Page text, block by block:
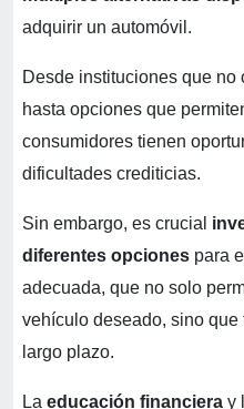
adquirir un automóvil.
Desde instituciones que
hasta opciones que
consumidores tienen
dificultades crediticias.
Sin embargo, es crucial
diferentes opciones para
adecuada, que no solo
vehículo deseado, sino
largo plazo.
La educación financiera y